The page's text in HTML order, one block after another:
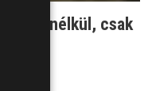
diéta nélkül, csak